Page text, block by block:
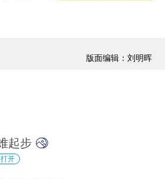
版面编辑：刘明晖
起步
开